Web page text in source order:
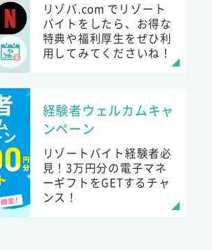
リゾバ.com でリゾート
バイトをしたら、お得な
特典や福利厚生をぜひ利
用してみてくださいね！
経験者ウェルカムキャ
ンペーン
リゾートバイト経験者必
見！3万円分の電子マネ
ーギフトをGETするチャ
ンス！